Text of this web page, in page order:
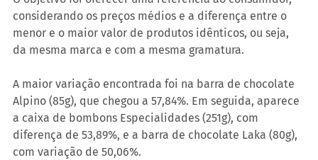
considerando os preços médios e a diferença entre o
menor e o maior valor de produtos idênticos, ou seja,
da mesma marca e com a mesma gramatura.
A maior variação encontrada foi na barra de chocolate
Alpino (85g), que chegou a 57,84%. Em seguida, aparece
a caixa de bombons Especialidades (251g), com
diferença de 53,89%, e a barra de chocolate Laka (80g),
com variação de 50,06%.